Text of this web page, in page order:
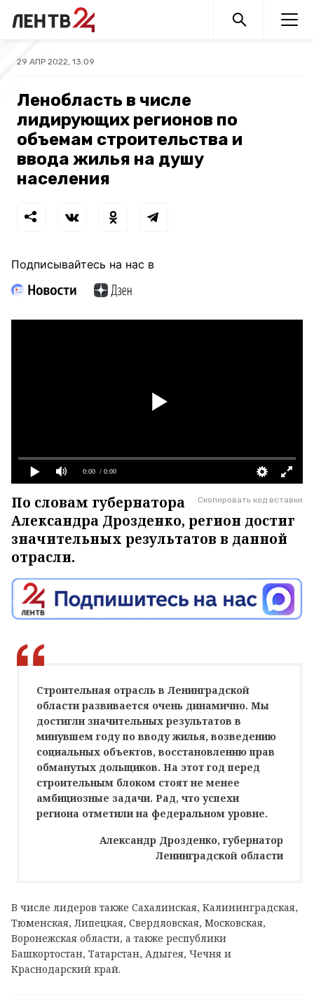
29 АПР 2022, 13:09
Ленобласть в числе
лидирующих регионов по
объемам строительства и
ввода жилья на душу
населения
Подписывайтесь на нас в
0:00 / 0:00
Скопировать код вставки
По словам губернатора
Александра Дрозденко, регион достиг
значительных результатов в данной
отрасли.
Строительная отрасль в Ленинградской
области развивается очень динамично. Мы
достигли значительных результатов в
минувшем году по вводу жилья, возведению
социальных объектов, восстановлению прав
обманутых дольщиков. На этот год перед
строительным блоком стоят не менее
амбициозные задачи. Рад, что успехи
региона отметили на федеральном уровне.
Александр Дрозденко, губернатор
Ленинградской области
В числе лидеров также Сахалинская, Калининградская,
Тюменская, Липецкая, Свердловская, Московская,
Воронежская области, а также республики
Башкортостан, Татарстан, Адыгея, Чечня и
Краснодарский край.